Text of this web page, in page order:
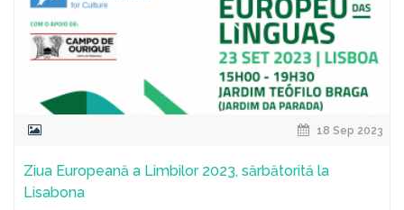
18 Sep 2023
Ziua Europeană a Limbilor 2023, sărbătorită la
Lisabona